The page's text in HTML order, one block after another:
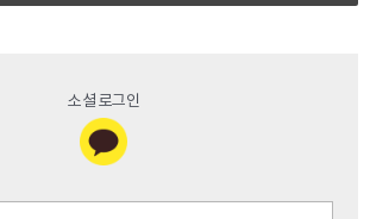
소셜 로그인